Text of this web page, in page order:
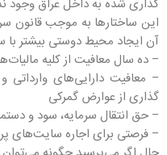
گذاری شده به داخل عراق وجود
این ساختارها به موجب قانون
آن ایجاد محیط دوستی بیشتر با
– ده سال معافیت از کلیه
– معافیت دارایی‌های وارداتی
گذاری از عوارض گمرکی
– حق انتقال سرمایه، سود و
– فرصتی برای اجاره سایت‌های پروژه به مدت